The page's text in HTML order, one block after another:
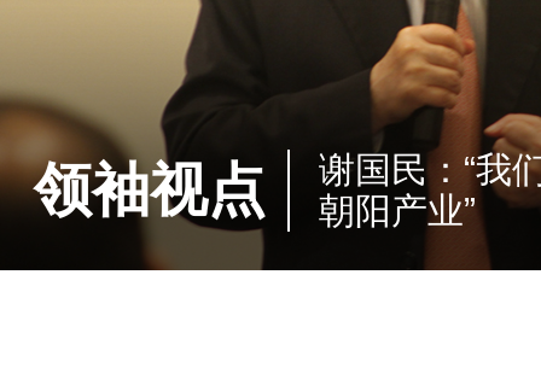
领袖视点
谢国民：“我
朝阳产业”